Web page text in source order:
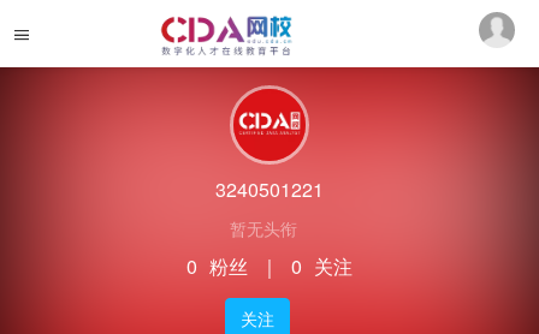
3240501221
暂无头衔
0 粉丝 ｜ 0 关注
关注